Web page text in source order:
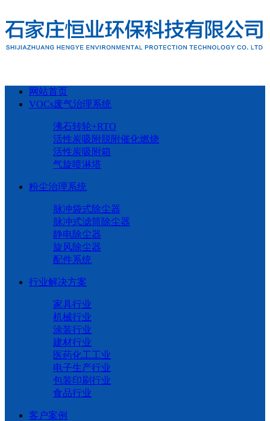
网站首页
VOCs废气治理系统
沸石转轮+RTO
活性炭吸附脱附催化燃烧
活性炭吸附箱
气旋喷淋塔
粉尘治理系统
脉冲袋式除尘器
脉冲式滤筒除尘器
静电除尘器
旋风除尘器
配件系统
行业解决方案
家具行业
机械行业
涂装行业
建材行业
医药化工工业
电子生产行业
包装印刷行业
食品行业
客户案例